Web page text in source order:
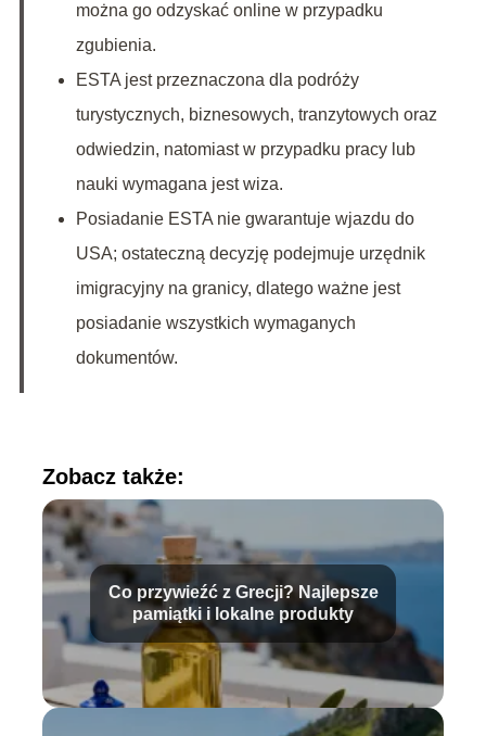
można go odzyskać online w przypadku
zgubienia.
ESTA jest przeznaczona dla podróży
turystycznych, biznesowych, tranzytowych oraz
odwiedzin, natomiast w przypadku pracy lub
nauki wymagana jest wiza.
Posiadanie ESTA nie gwarantuje wjazdu do
USA; ostateczną decyzję podejmuje urzędnik
imigracyjny na granicy, dlatego ważne jest
posiadanie wszystkich wymaganych
dokumentów.
Zobacz także:
Co przywieźć z Grecji? Najlepsze
pamiątki i lokalne produkty